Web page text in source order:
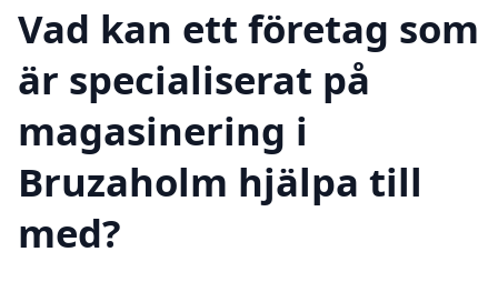
Vad kan ett företag som
är specialiserat på
magasinering i
Bruzaholm hjälpa till
med?